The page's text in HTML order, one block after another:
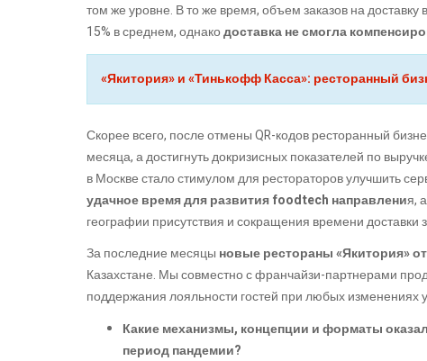
том же уровне. В то же время, объем заказов на
15% в среднем, однакодоставка не смогла
«Якитория» и «Тинькофф Касса»: ресторанный
Скорее всего, после отмены QR-кодов ресторанный
месяца, а достигнуть докризисных показателей по
в Москве стало стимулом для рестораторов улучшить
удачное время для развития foodtech направления,
географии присутствия и сокращения времени доставки
За последние месяцы новыерестораны «Якитория»
Казахстане. Мы совместно с франчайзи-партнерами
поддержания лояльности гостей при любых изменениях
Какие механизмы, концепции и форматы
период пандемии?